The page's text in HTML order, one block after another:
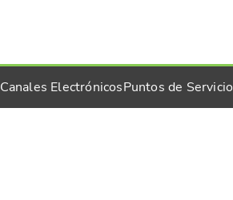
Canales ElectrónicosPuntos de Servicio